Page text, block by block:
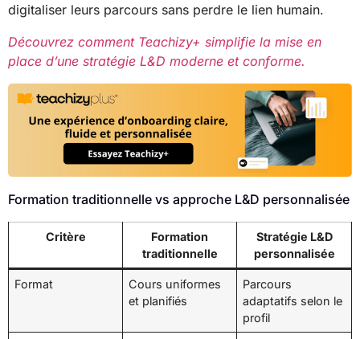
digitaliser leurs parcours sans perdre le lien humain.
Découvrez comment Teachizy+ simplifie la mise en
place d’une stratégie L&D moderne et conforme.
Formation traditionnelle vs approche L&D personnalisée
Critère
Formation
traditionnelle
Stratégie L&D
personnalisée
Format
Cours uniformes
et planifiés
Parcours
adaptatifs selon le
profil